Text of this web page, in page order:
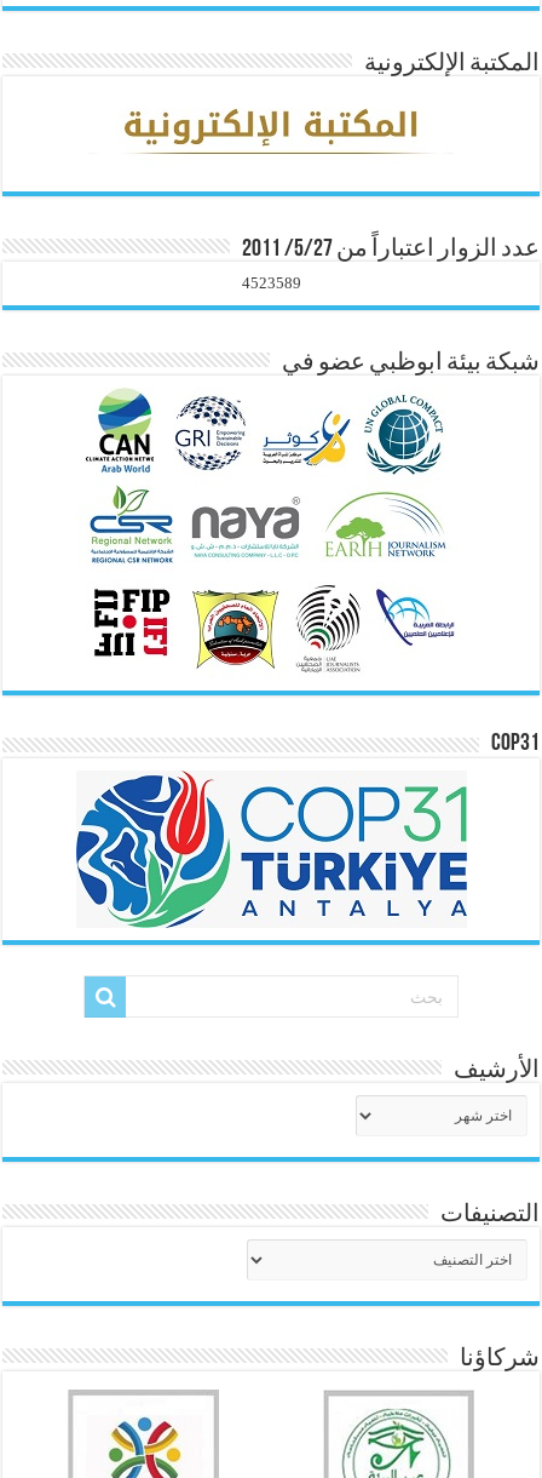
المكتبة الإلكترونية
عدد الزوار اعتباراً من 5/27/ 2011
4523589
شبكة بيئة ابوظبي عضو في
COP31
الأرشيف
التصنيفات
شركاؤنا